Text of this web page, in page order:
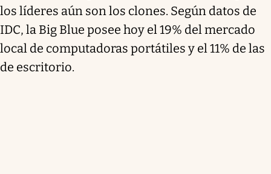
los líderes aún son los clones. Según datos de
IDC, la Big Blue posee hoy el 19% del mercado
local de computadoras portátiles y el 11% de las
de escritorio.